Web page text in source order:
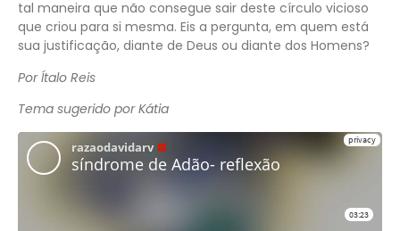
tal maneira que não consegue sair deste círculo vicioso
que criou para si mesma. Eis a pergunta, em quem está
sua justificação, diante de Deus ou diante dos Homens?
Por Ítalo Reis
Tema sugerido por Kátia